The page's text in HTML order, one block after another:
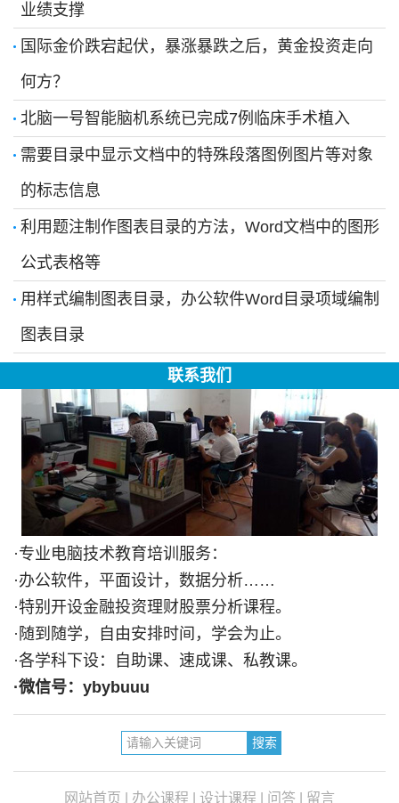
业绩支撑
国际金价跌宕起伏，暴涨暴跌之后，黄金投资走向
何方？
北脑一号智能脑机系统已完成7例临床手术植入
需要目录中显示文档中的特殊段落图例图片等对象
的标志信息
利用题注制作图表目录的方法，Word文档中的图形
公式表格等
用样式编制图表目录，办公软件Word目录项域编制
图表目录
联系我们
·专业电脑技术教育培训服务：
·办公软件，平面设计，数据分析……
·特别开设金融投资理财股票分析课程。
·随到随学，自由安排时间，学会为止。
·各学科下设：自助课、速成课、私教课。
·微信号：ybybuuu
网站首页 办公课程 设计课程 问答 留言